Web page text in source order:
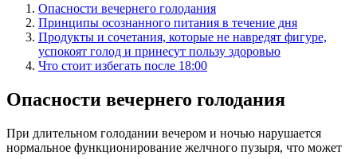
Опасности вечернего голодания
Принципы осознанного питания в течение дня
Продукты и сочетания, которые не навредят фигуре,
успокоят голод и принесут пользу здоровью
Что стоит избегать после 18:00
Опасности вечернего голодания
При длительном голодании вечером и ночью нарушается
нормальное функционирование желчного пузыря, что может